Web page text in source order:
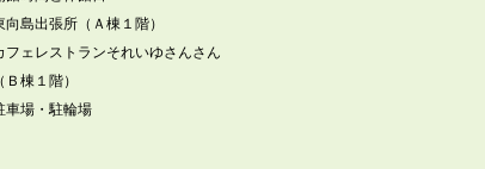
向島出張所（Ａ棟１階）
フェレストランそれいゆさんさん
（Ｂ棟１階）
車場・駐輪場